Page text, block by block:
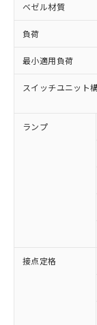
ベゼル材質
負荷
最小適用負荷
スイッチユニット
ランプ
接点定格
ご
※1 対
対応
非含有に
対応予
有に対